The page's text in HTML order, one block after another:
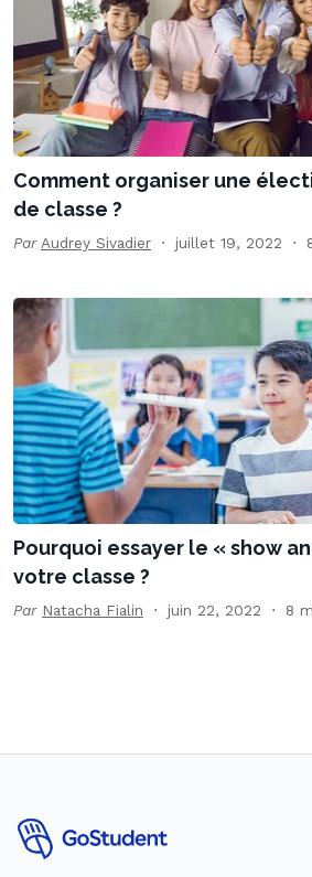
Comment organiser une
de classe ?
Par Audrey Sivadier juillet 19, 2022
Pourquoi essayer le « show
votre classe ?
Par Natacha Fialin juin 22, 2022 8